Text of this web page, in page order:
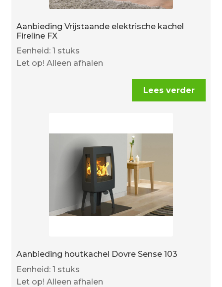
Aanbieding Vrijstaande elektrische kachel
Fireline FX
Eenheid: 1 stuks
Let op! Alleen afhalen
Lees verder
Aanbieding houtkachel Dovre Sense 103
Eenheid: 1 stuks
Let op! Alleen afhalen